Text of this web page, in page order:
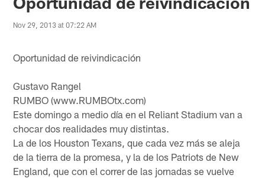
Nov 29, 2013 at 07:22 AM
Oportunidad de reivindicación
Gustavo Rangel
RUMBO (www.RUMBOtx.com)
Este domingo a medio día en el Reliant Stadium van a
chocar dos realidades muy distintas.
La de los Houston Texans, que cada vez más se aleja
de la tierra de la promesa, y la de los Patriots de New
England, que con el correr de las jornadas se vuelve